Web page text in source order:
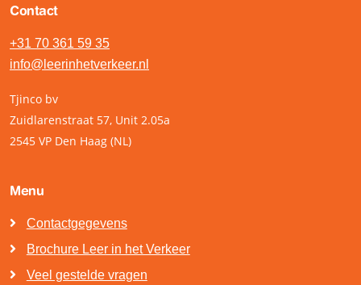
Contact
+31 70 361 59 35
info@leerinhetverkeer.nl
Tjinco bv
Zuidlarenstraat 57, Unit 2.05a
2545 VP Den Haag (NL)
Menu
Contactgegevens
Brochure Leer in het Verkeer
Veel gestelde vragen